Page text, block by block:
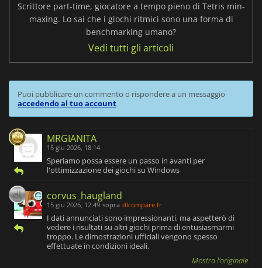
Scrittore part-time, giocatore a tempo pieno di Tetris min-
maxing. Lo sai che i giochi ritmici sono una forma di
benchmarking umano?
Vedi tutti gli articoli
Puoi pubblicare un commento o rispondere a un messaggio
accedendo al tuo account
MRGIANITA
15 giu 2026, 18:14
Speriamo possa essere un passo in avanti per
l'ottimizzazione dei giochi su Windows
corvus_haugland
15 giu 2026, 12:49 sopra dlcompare.fr
I dati annunciati sono impressionanti, ma aspetterò di
vedere i risultati su altri giochi prima di entusiasmarmi
troppo. Le dimostrazioni ufficiali vengono spesso
effettuate in condizioni ideali.
Mostra l'originale